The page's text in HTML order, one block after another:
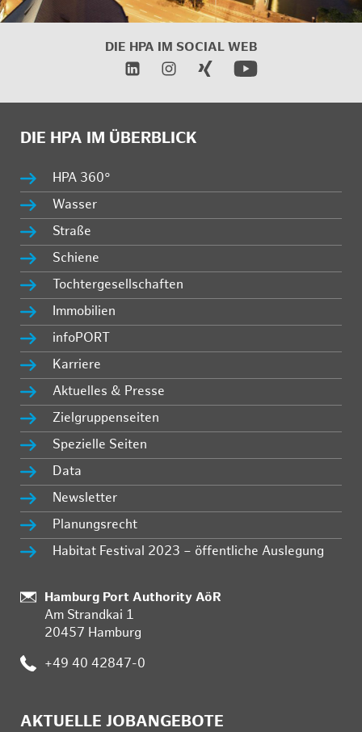
DIE HPA IM SOCIAL WEB
DIE HPA IM ÜBERBLICK
HPA 360°
Wasser
Straße
Schiene
Tochtergesellschaften
Immobilien
infoPORT
Karriere
Aktuelles & Presse
Zielgruppenseiten
Spezielle Seiten
Data
Newsletter
Planungsrecht
Habitat Festival 2023 – öffentliche Auslegung
Standort:
Hamburg Port Authority AöR
Am Strandkai 1
20457 Hamburg
Telefon:
+49 40 42847-0
AKTUELLE JOBANGEBOTE